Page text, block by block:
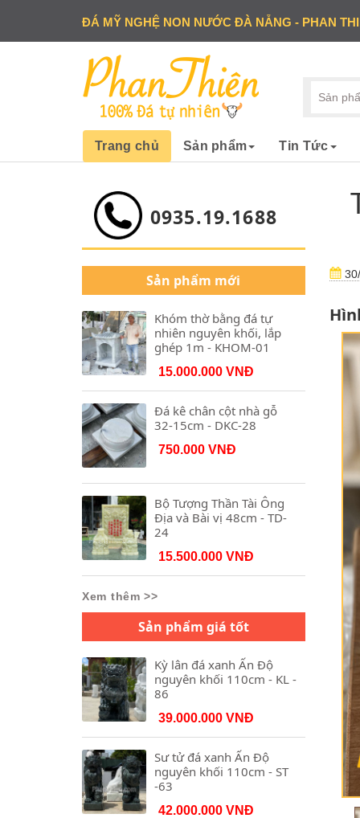
ĐÁ MỸ NGHỆ NON NƯỚC ĐÀ NẴNG - PHAN
Trang chủ Sản phẩm Tin Tức
0935.19.1688
Sản phẩm mới
Khóm thờ bằng đá tự
nhiên nguyên khối, lắp
ghép 1m - KHOM-01
15.000.000 VNĐ
Đá kê chân cột nhà gỗ
32-15cm - DKC-28
750.000 VNĐ
Bộ Tượng Thần Tài Ông
Địa và Bài vị 48cm - TD-
24
15.500.000 VNĐ
Xem thêm >>
Sản phẩm giá tốt
Kỳ lân đá xanh Ấn Độ
nguyên khối 110cm - KL -
86
39.000.000 VNĐ
Sư tử đá xanh Ấn Độ
nguyên khối 110cm - ST
-63
42.000.000 VNĐ